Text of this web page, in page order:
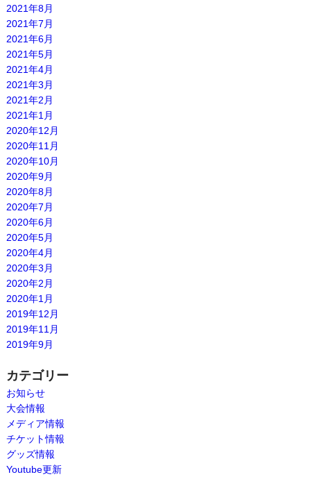
2021年8月
2021年7月
2021年6月
2021年5月
2021年4月
2021年3月
2021年2月
2021年1月
2020年12月
2020年11月
2020年10月
2020年9月
2020年8月
2020年7月
2020年6月
2020年5月
2020年4月
2020年3月
2020年2月
2020年1月
2019年12月
2019年11月
2019年9月
カテゴリー
お知らせ
大会情報
メディア情報
チケット情報
グッズ情報
Youtube更新